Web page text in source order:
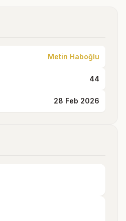
Metin Haboğlu
44
28 Feb 2026